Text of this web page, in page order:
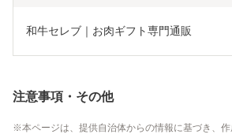
和牛セレブ｜お肉ギフト専門通販
注意事項・その他
本ページは、提供自治体からの情報に基づき、作